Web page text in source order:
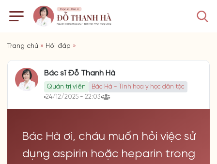
Trang chủ » Hỏi đáp »
Bác sĩ Đỗ Thanh Hà
Quản trị viên
Bác Hà - Tinh hoa y học dân tộc
24/12/2025 - 22:03
Bác Hà ơi, cháu muốn hỏi việc sử
dụng aspirin hoặc heparin trong